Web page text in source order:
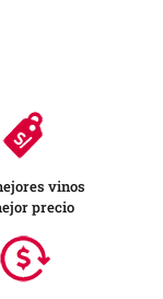
vinos
precio